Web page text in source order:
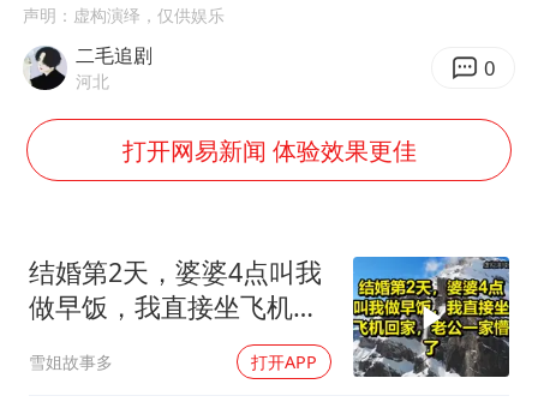
王力宏演唱会黄牛带观众藏匿被查获
四川宜宾市高县发生4.9级地震
江苏发布台风蓝色预警
陕西省委书记赶赴柞水县杏坪镇
女孩摆摊卖菌子时收到北大通知书
东方之约 相约未来
声明：虚构演绎，仅供娱乐
二毛追剧
河北 0
打开网易新闻 体验效果更佳
结婚第2天，婆婆4点叫我
做早饭，我直接坐飞机回
家，老公一家懵了！
雪姐故事多 打开APP